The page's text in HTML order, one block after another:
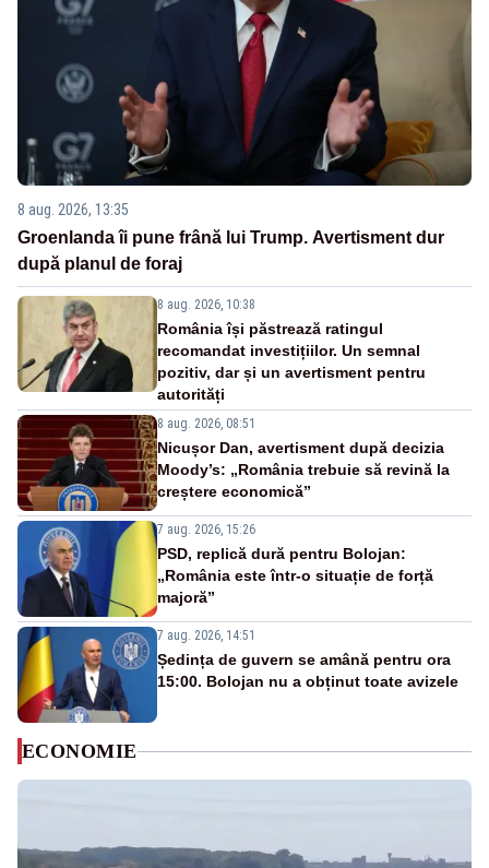
8 aug. 2026, 13:35
Groenlanda îi pune frână lui Trump. Avertisment dur
după planul de foraj
8 aug. 2026, 10:38
România își păstrează ratingul
recomandat investițiilor. Un semnal
pozitiv, dar și un avertisment pentru
autorități
8 aug. 2026, 08:51
Nicușor Dan, avertisment după decizia
Moody’s: „România trebuie să revină la
creștere economică”
7 aug. 2026, 15:26
PSD, replică dură pentru Bolojan:
„România este într-o situație de forță
majoră”
7 aug. 2026, 14:51
Ședința de guvern se amână pentru ora
15:00. Bolojan nu a obținut toate avizele
ECONOMIE